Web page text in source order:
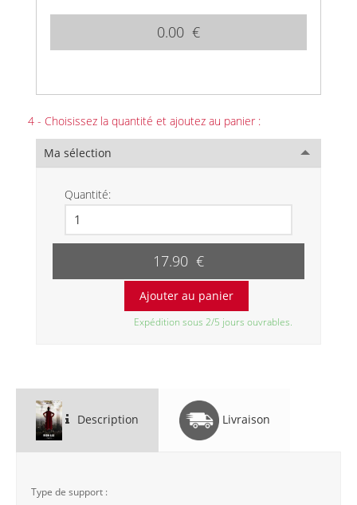
0.00 €
4 - Choisissez la quantité et ajoutez au panier :
Ma sélection
Quantité:
17.90 €
Expédition sous 2/5 jours ouvrables.
Description Livraison
Type de support :